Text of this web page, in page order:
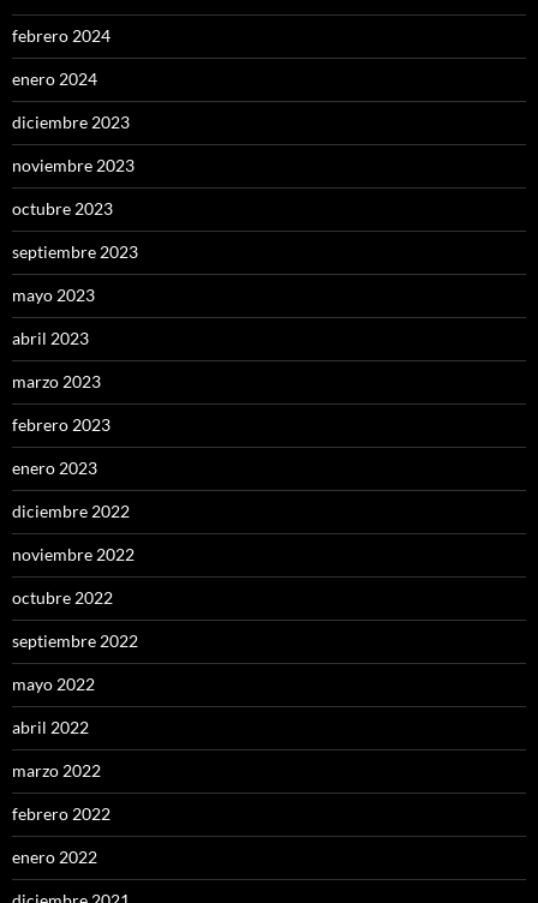
febrero 2024
enero 2024
diciembre 2023
noviembre 2023
octubre 2023
septiembre 2023
mayo 2023
abril 2023
marzo 2023
febrero 2023
enero 2023
diciembre 2022
noviembre 2022
octubre 2022
septiembre 2022
mayo 2022
abril 2022
marzo 2022
febrero 2022
enero 2022